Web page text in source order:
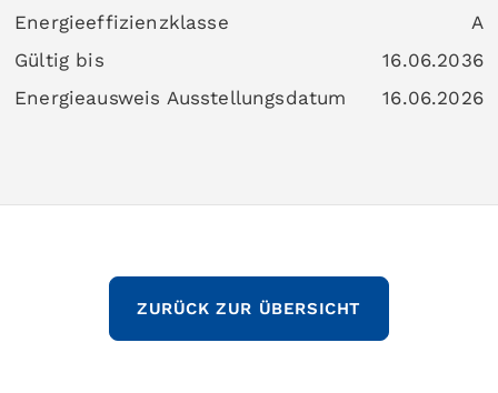
Energieeffizienzklasse
A
Gültig bis
16.06.2036
Energieausweis Ausstellungsdatum
16.06.2026
ZURÜCK ZUR ÜBERSICHT